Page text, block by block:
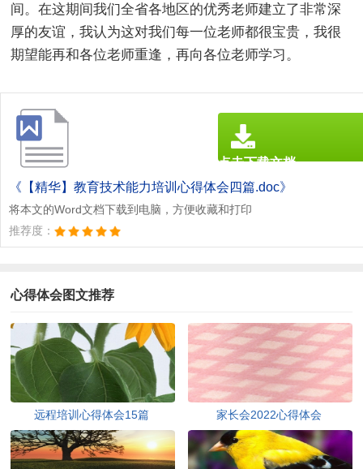
间。在这期间我们全省各地区的优秀老师建立了非常深
厚的友谊，我认为这对我们每一位老师都很宝贵，我很
期望能再和各位老师重逢，再向各位老师学习。
《【精华】教育技术能力培训心得体会四篇.doc》
将本文的Word文档下载到电脑，方便收藏和打印
推荐度：
点击下载文档
文档为doc格式
心得体会图文推荐
远程培训心得体会15篇 家长会2022心得体会